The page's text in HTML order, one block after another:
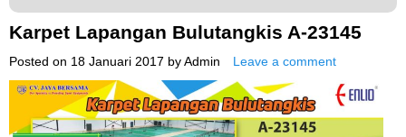
Karpet Lapangan Bulutangkis A-23145
Posted on 18 Januari 2017 by Admin Leave a comment